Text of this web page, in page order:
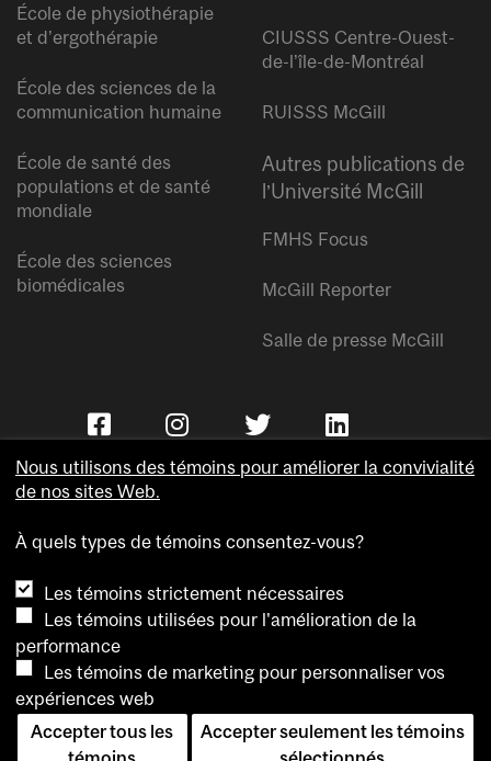
École de physiothérapie
et d’ergothérapie
École des sciences de la
communication humaine
École de santé des
populations et de santé
mondiale
École des sciences
biomédicales
CIUSSS Centre-Ouest-
de-l’île-de-Montréal
RUISSS McGill
Autres publications de
l’Université McGill
FMHS Focus
McGill Reporter
Salle de presse McGill
Accessibilité
Confidentialité
Avis sur les témoins
Pour nous joindre
Nous utilisons des témoins pour améliorer la convivialité
de nos sites Web.
À quels types de témoins consentez-vous?
Les témoins strictement nécessaires
Les témoins utilisées pour l'amélioration de la
performance
Les témoins de marketing pour personnaliser vos
expériences web
Accepter tous les
Accepter seulement les témoins